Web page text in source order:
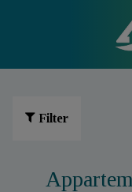
Filter